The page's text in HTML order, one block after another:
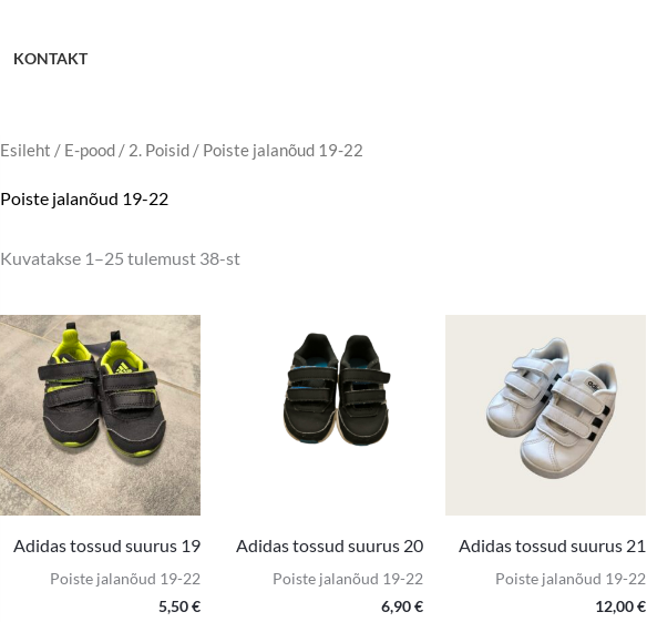
KONTAKT
Esileht / E-pood / 2. Poisid / Poiste jalanõud 19-22
Poiste jalanõud 19-22
Kuvatakse 1–25 tulemust 38-st
Adidas tossud suurus 19
Poiste jalanõud 19-22
5,50€
Adidas tossud suurus 20
Poiste jalanõud 19-22
6,90€
Adidas tossud suurus 21
Poiste jalanõud 19-22
12,00€